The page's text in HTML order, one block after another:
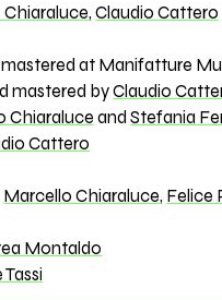
,Claudio Cattero
at Manifatture
mastered byClaudio
ChiaraluceandStefania
Cattero
Marcello Chiaraluce, Felice
Montaldo